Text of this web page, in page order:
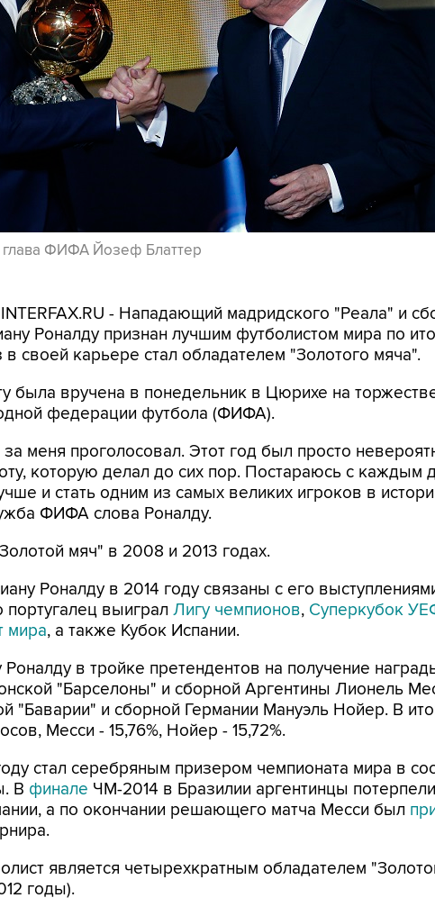
глава ФИФА Йозеф Блаттер
- Нападающий мадридского "Реала" и
Роналду признан лучшим футболистом мира по
в своей карьере стал обладателем "Золотого мяча".
была вручена в понедельник в Цюрихе на
федерации футбола (ФИФА).
меня проголосовал. Этот год был просто
которую делал до сих пор. Постараюсь с каждым
и стать одним из самых великих игроков в
ФИФА слова Роналду.
мяч" в 2008 и 2013 годах.
Роналду в 2014 году связаны с его
португалец выиграл Лигу чемпионов, Суперкубок
мира, а также Кубок Испании.
в тройке претендентов на получение
"Барселоны" и сборной Аргентины Лионель
"Баварии" и сборной Германии Мануэль Нойер. В
Месси - 15,76%, Нойер - 15,72%.
стал серебряным призером чемпионата мира в
В финале ЧМ-2014 в Бразилии аргентинцы потерпели
а по окончании решающего матча Месси был
является четырехкратным обладателем
годы).